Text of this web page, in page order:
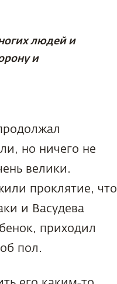
людей и
и
но ничего не
велики.
проклятие, что
и Васудева
приходил
пол.